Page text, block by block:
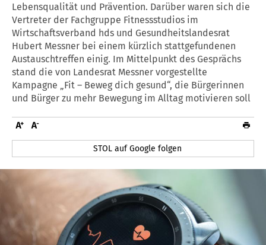
Lebensqualität und Prävention. Darüber waren sich die
Vertreter der Fachgruppe Fitnessstudios im
Wirtschaftsverband hds und Gesundheitslandesrat
Hubert Messner bei einem kürzlich stattgefundenen
Austauschtreffen einig. Im Mittelpunkt des Gesprächs
stand die von Landesrat Messner vorgestellte
Kampagne „Fit – Beweg dich gesund“, die Bürgerinnen
und Bürger zu mehr Bewegung im Alltag motivieren soll
STOL auf Google folgen